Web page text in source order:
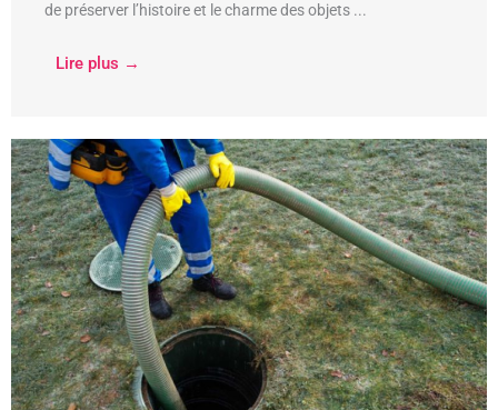
de préserver l’histoire et le charme des objets ...
Lire plus →